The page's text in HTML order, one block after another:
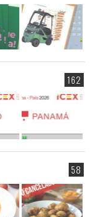
162
58